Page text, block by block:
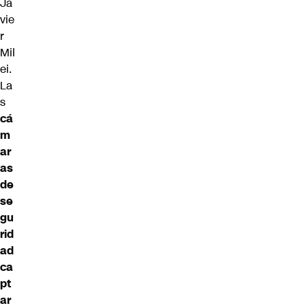
vie
r
Mil
ei.
La
s
cá
m
ar
as
de
se
gu
rid
ad
ca
pt
ar